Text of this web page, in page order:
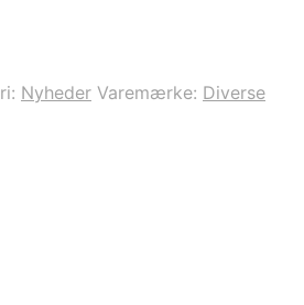
Nyheder Varemærke: Diverse